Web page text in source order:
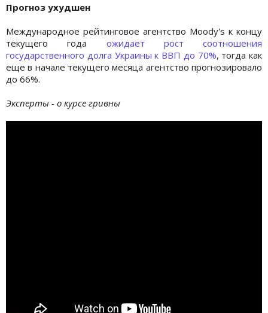
Прогноз ухудшен
Международное рейтинговое агентство Moody's к концу
текущего года ожидает рост соотношения
государственного долга Украины к ВВП до 70%, тогда как
еще в начале текущего месяца агентство прогнозировало
до 66%.
Эксперты - о курсе гривны